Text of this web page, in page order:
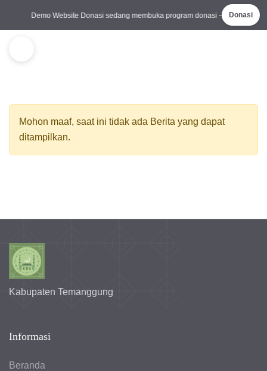
Demo Website Donasi sedang membuka program donasi — mari bantu
Donasi
Mohon maaf, saat ini tidak ada Berita yang dapat
ditampilkan.
Kabupaten Temanggung
Informasi
Beranda